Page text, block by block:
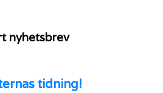
nyhetsbrev
tidning!